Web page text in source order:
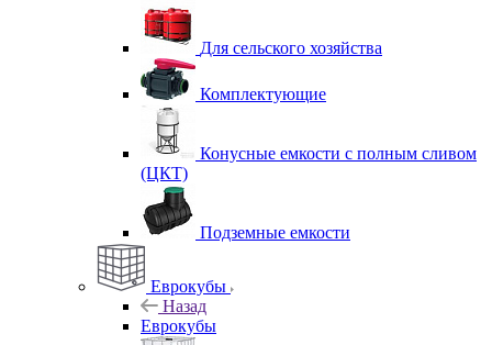
Для сельского хозяйства
Комплектующие
Конусные емкости с полным сливом
(ЦКТ)
Подземные емкости
Еврокубы
Назад
Еврокубы